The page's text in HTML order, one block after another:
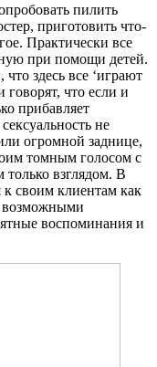
пилить
приготовить что-
Практически все
при помощи детей.
здесь все ‘играют
говорят, что если и
прибавляет
не
огромной заднице,
томным голосом с
взглядом. В
к своим клиентам как
воспоминания и